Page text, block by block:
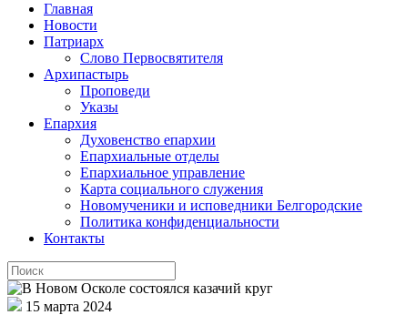
Главная
Новости
Патриарх
Слово Первосвятителя
Архипастырь
Проповеди
Указы
Епархия
Духовенство епархии
Епархиальные отделы
Епархиальное управление
Карта социального служения
Новомученики и исповедники Белгородские
Политика конфиденциальности
Контакты
15 марта 2024